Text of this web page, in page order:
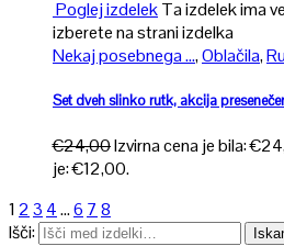
Poglej izdelekTa izdelek ima
izberete na strani izdelka
Nekaj posebnega ...,Oblačila,
Set dveh slinko rutk, akcija
€24,00Izvirna cena je bila:
je: €12,00.
12 3 4…6 7 8
Išči: